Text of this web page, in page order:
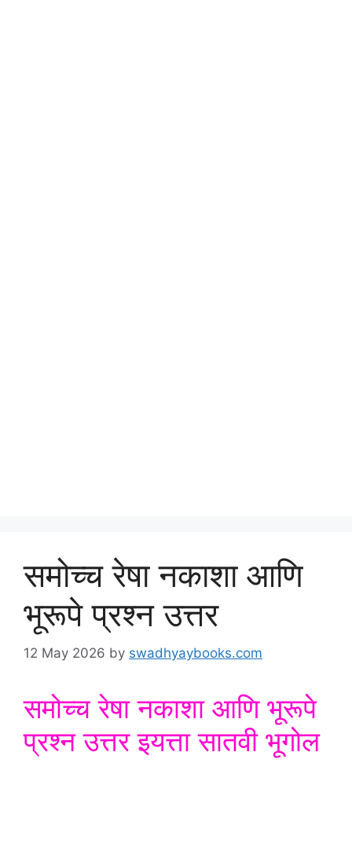
समोच्च रेषा नकाशा आणि
भूरूपे प्रश्न उत्तर
12 May 2026 by swadhyaybooks.com
समोच्च रेषा नकाशा आणि भूरूपे
प्रश्न उत्तर इयत्ता सातवी भूगोल